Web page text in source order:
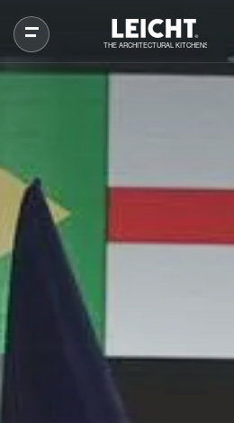
THE ARCHITECTURAL KITCHENS